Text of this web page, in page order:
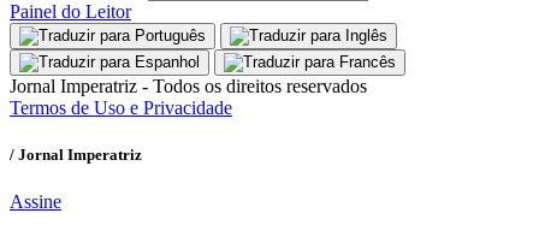
Painel do Leitor
Jornal Imperatriz - Todos os direitos reservados
Termos de Uso e Privacidade
/ Jornal Imperatriz
Assine